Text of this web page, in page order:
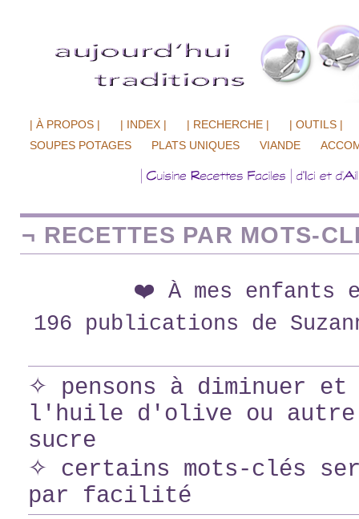
| À PROPOS | | INDEX | | RECHERCHE |
| OUTILS |
SOUPES POTAGES
PLATS UNIQUES VIANDE
¬ RECETTES PAR MOTS-
❤️ À mes enfants
196 publications de
✧ pensons à diminuer
l'huile d'olive ou autre
sucre
✧ certains mots-clés
par facilité